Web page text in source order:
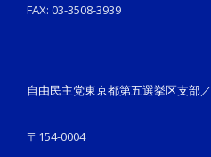
FAX: 03-3508-3939
自由民主党東京都第五選挙区支部
〒154-0004